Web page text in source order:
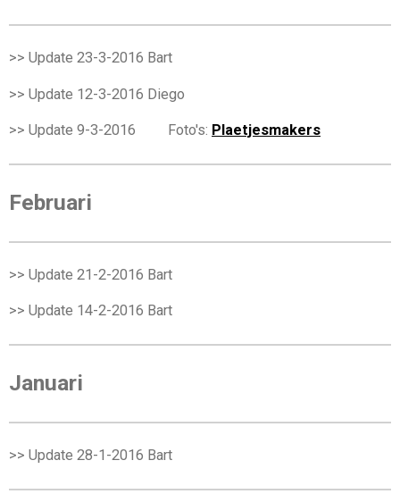
>> Update 23-3-2016 Bart
>> Update 12-3-2016 Diego
>> Update 9-3-2016 Foto's: Plaetjesmakers
Februari
>> Update 21-2-2016 Bart
>> Update 14-2-2016 Bart
Januari
>> Update 28-1-2016 Bart